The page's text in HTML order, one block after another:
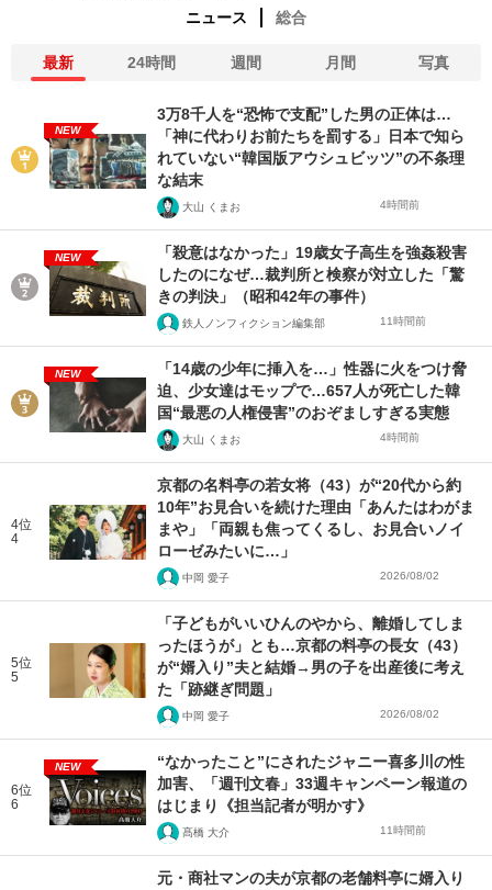
ニュース 総合
最新 24時間 週間 月間 写真
NEW
3万8千人を“恐怖で支配”した男の正体は…
「神に代わりお前たちを罰する」日本で知ら
れていない“韓国版アウシュビッツ”の不条理
な結末
大山 くまお 4時間前
NEW
「殺意はなかった」19歳女子高生を強姦殺害
したのになぜ…裁判所と検察が対立した「驚
きの判決」（昭和42年の事件）
鉄人ノンフィクション編集部 11時間前
NEW
「14歳の少年に挿入を…」性器に火をつけ脅
迫、少女達はモップで…657人が死亡した韓
国“最悪の人権侵害”のおぞましすぎる実態
大山 くまお 4時間前
4位
4
京都の名料亭の若女将（43）が“20代から約
10年”お見合いを続けた理由「あんたはわがま
まや」「両親も焦ってくるし、お見合いノイ
ローゼみたいに…」
中岡 愛子 2026/08/02
5位
5
「子どもがいいひんのやから、離婚してしま
ったほうが」とも…京都の料亭の長女（43）
が“婿入り”夫と結婚→男の子を出産後に考え
た「跡継ぎ問題」
中岡 愛子 2026/08/02
6位
6
NEW
“なかったこと”にされたジャニー喜多川の性
加害、「週刊文春」33週キャンペーン報道の
はじまり《担当記者が明かす》
髙橋 大介 11時間前
元・商社マンの夫が京都の老舗料亭に婿入り